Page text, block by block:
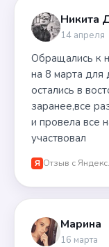
Никита
14 апреля
Обращались к
на 8 марта
остались в
заранее,все
и провела все
участвовал
Я Отзыв с
Марина
16 марта